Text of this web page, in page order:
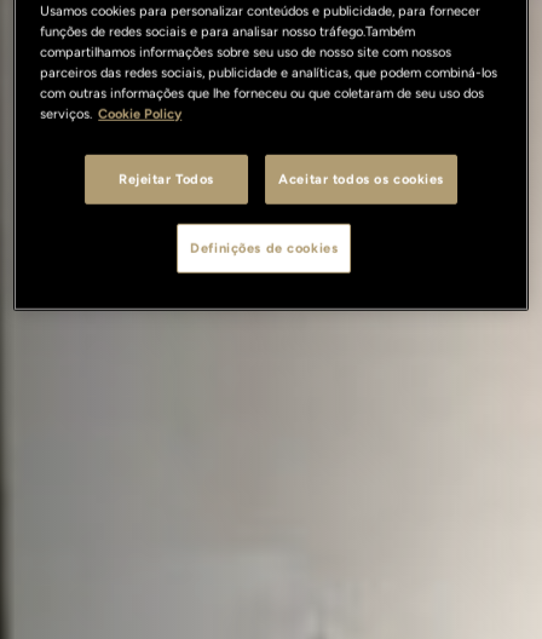
Usamos cookies para personalizar conteúdos e publicidade, para fornecer
funções de redes sociais e para analisar nosso tráfego.Também
compartilhamos informações sobre seu uso de nosso site com nossos
parceiros das redes sociais, publicidade e analíticas, que podem combiná-los
com outras informações que lhe forneceu ou que coletaram de seu uso dos
serviços. Cookie Policy
Rejeitar Todos Aceitar todos os cookies
Definições de cookies